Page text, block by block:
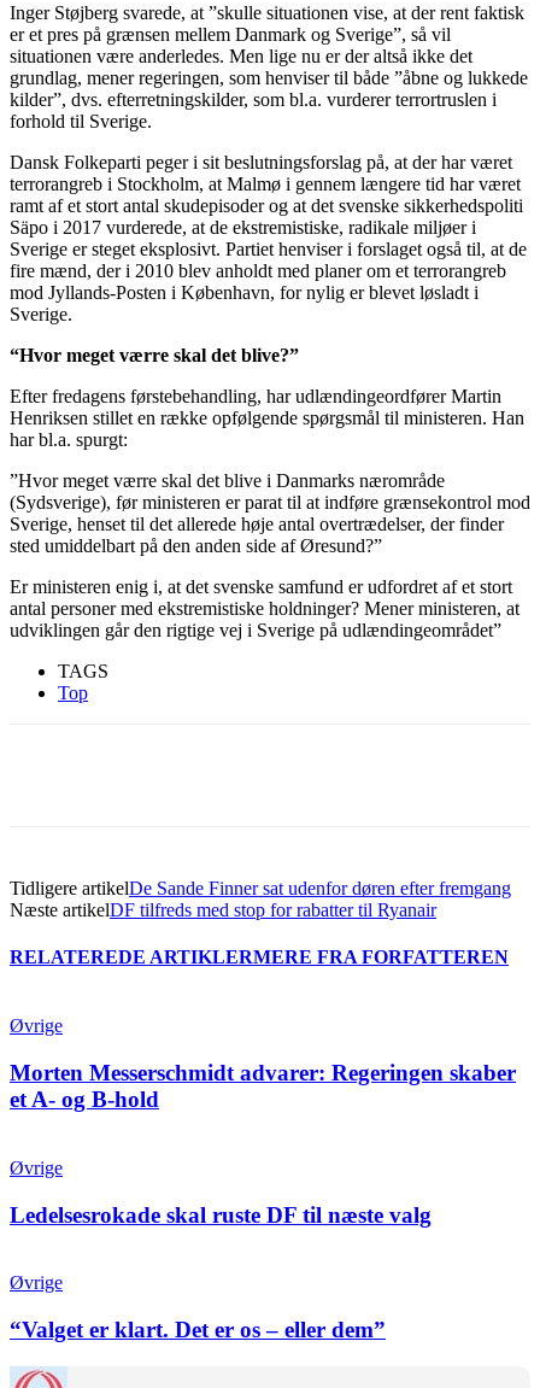
Inger Støjberg svarede, at ”skulle situationen vise, at der rent faktisk
er et pres på grænsen mellem Danmark og Sverige”, så vil
situationen være anderledes. Men lige nu er der altså ikke det
grundlag, mener regeringen, som henviser til både ”åbne og lukkede
kilder”, dvs. efterretningskilder, som bl.a. vurderer terrortruslen i
forhold til Sverige.
Dansk Folkeparti peger i sit beslutningsforslag på, at der har været
terrorangreb i Stockholm, at Malmø i gennem længere tid har været
ramt af et stort antal skudepisoder og at det svenske sikkerhedspoliti
Säpo i 2017 vurderede, at de ekstremistiske, radikale miljøer i
Sverige er steget eksplosivt. Partiet henviser i forslaget også til, at de
fire mænd, der i 2010 blev anholdt med planer om et terrorangreb
mod Jyllands-Posten i København, for nylig er blevet løsladt i
Sverige.
“Hvor meget værre skal det blive?”
Efter fredagens førstebehandling, har udlændingeordfører Martin
Henriksen stillet en række opfølgende spørgsmål til ministeren. Han
har bl.a. spurgt:
”Hvor meget værre skal det blive i Danmarks nærområde
(Sydsverige), før ministeren er parat til at indføre grænsekontrol mod
Sverige, henset til det allerede høje antal overtrædelser, der finder
sted umiddelbart på den anden side af Øresund?”
Er ministeren enig i, at det svenske samfund er udfordret af et stort
antal personer med ekstremistiske holdninger? Mener ministeren, at
udviklingen går den rigtige vej i Sverige på udlændingeområdet”
TAGS
Top
Tidligere artikelDe Sande Finner sat udenfor døren efter fremgang
Næste artikelDF tilfreds med stop for rabatter til Ryanair
RELATEREDE ARTIKLERMERE FRA FORFATTEREN
Øvrige
Morten Messerschmidt advarer: Regeringen skaber
et A- og B-hold
Øvrige
Ledelsesrokade skal ruste DF til næste valg
Øvrige
“Valget er klart. Det er os – eller dem”